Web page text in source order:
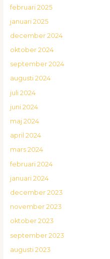
februari 2025
januari 2025
december 2024
oktober 2024
september 2024
augusti 2024
juli 2024
juni 2024
maj 2024
april 2024
mars 2024
februari 2024
januari 2024
december 2023
november 2023
oktober 2023
september 2023
augusti 2023